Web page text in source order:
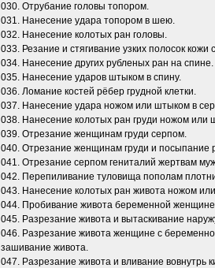
030. Отрубание головы топором.
031. Нанесение удара топором в шею.
032. Нанесение колотых ран головы.
033. Резание и стягивание узких полосок кожи
034. Нанесение других рубленых ран на спине.
035. Нанесение ударов штыком в спину.
036. Ломание костей рёбер грудной клетки.
037. Нанесение удара ножом или штыком в
038. Нанесение колотых ран груди ножом или
039. Отрезание женщинам груди серпом.
040. Отрезание женщинам груди и посыпание
041. Отрезание серпом гениталий жертвам
042. Перепиливание туловища пополам
043. Нанесение колотых ран живота ножом
044. Пробивание живота беременной
045. Разрезание живота и вытаскивание
046. Разрезание живота женщине с
зашивание живота.
047. Разрезание живота и вливание вовнутрь